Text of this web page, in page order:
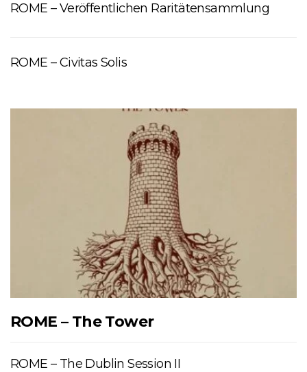
ROME – Veröffentlichen Raritätensammlung
ROME – Civitas Solis
ROME – The Tower
ROME – The Dublin Session II